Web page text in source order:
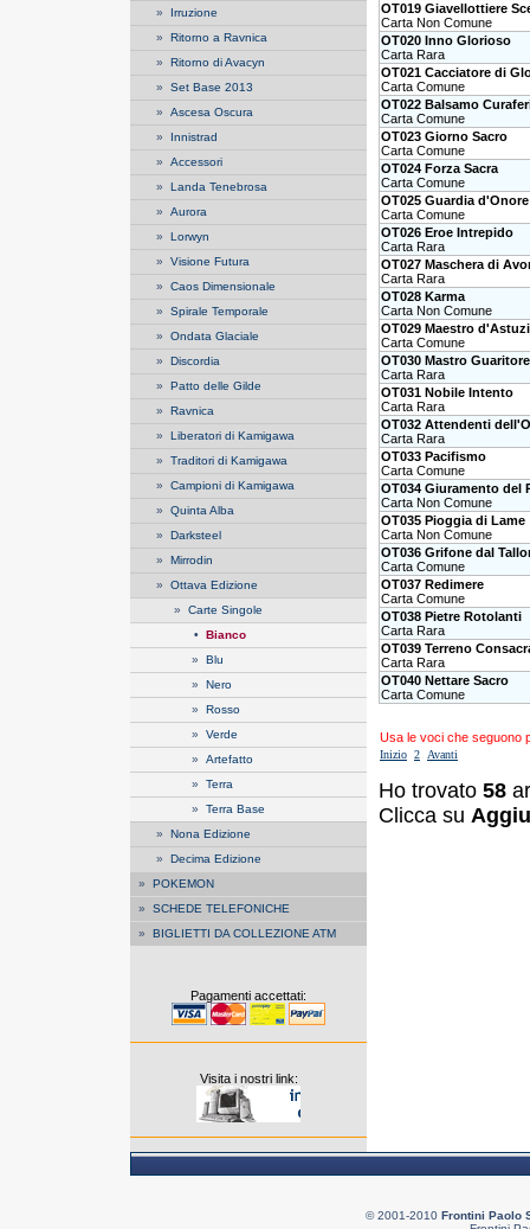
» Irruzione
» Ritorno a Ravnica
» Ritorno di Avacyn
» Set Base 2013
» Ascesa Oscura
» Innistrad
» Accessori
» Landa Tenebrosa
» Aurora
» Lorwyn
» Visione Futura
» Caos Dimensionale
» Spirale Temporale
» Ondata Glaciale
» Discordia
» Patto delle Gilde
» Ravnica
» Liberatori di Kamigawa
» Traditori di Kamigawa
» Campioni di Kamigawa
» Quinta Alba
» Darksteel
» Mirrodin
» Ottava Edizione
» Carte Singole
• Bianco
» Blu
» Nero
» Rosso
» Verde
» Artefatto
» Terra
» Terra Base
» Nona Edizione
» Decima Edizione
» POKEMON
» SCHEDE TELEFONICHE
» BIGLIETTI DA COLLEZIONE ATM
Pagamenti accettati:
Visita i nostri link:
OT019 Giavellottiere
Carta Non Comune
OT020 Inno Glorioso
Carta Rara
OT021 Cacciatore di
Carta Comune
OT022 Balsamo
Carta Comune
OT023 Giorno Sacro
Carta Comune
OT024 Forza Sacra
Carta Comune
OT025 Guardia d'Onore
Carta Comune
OT026 Eroe Intrepido
Carta Rara
OT027 Maschera di
Carta Rara
OT028 Karma
Carta Non Comune
OT029 Maestro
Carta Comune
OT030 Mastro Guaritore
Carta Rara
OT031 Nobile Intento
Carta Rara
OT032 Attendenti
Carta Rara
OT033 Pacifismo
Carta Comune
OT034 Giuramento del
Carta Non Comune
OT035 Pioggia di Lame
Carta Non Comune
OT036 Grifone dal
Carta Comune
OT037 Redimere
Carta Comune
OT038 Pietre Rotolanti
Carta Rara
OT039 Terreno
Carta Rara
OT040 Nettare Sacro
Carta Comune
Usa le voci che seguono
Inizio 2 Avanti
Ho trovato 58
Clicca su
© 2001-2010 Frontini Paolo